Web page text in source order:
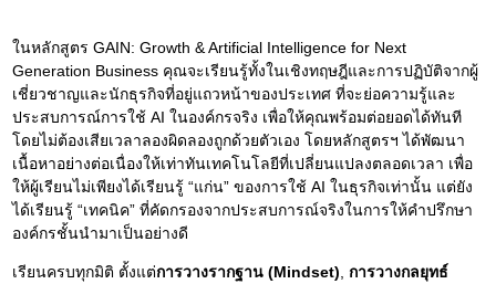
ในหลักสูตร GAIN: Growth & Artificial Intelligence for Next
Generation Business คุณจะเรียนรู้ทั้งในเชิงทฤษฎีและการปฏิบัติจากผู้
เชี่ยวชาญและนักธุรกิจที่อยู่แถวหน้าของประเทศ ที่จะย่อความรู้และ
ประสบการณ์การใช้ AI ในองค์กรจริง เพื่อให้คุณพร้อมต่อยอดได้ทันที
โดยไม่ต้องเสียเวลาลองผิดลองถูกด้วยตัวเอง โดยหลักสูตรฯ ได้พัฒนา
เนื้อหาอย่างต่อเนื่องให้เท่าทันเทคโนโลยีที่เปลี่ยนแปลงตลอดเวลา เพื่อ
ให้ผู้เรียนไม่เพียงได้เรียนรู้ “แก่น” ของการใช้ AI ในธุรกิจเท่านั้น แต่ยัง
ได้เรียนรู้ “เทคนิค” ที่คัดกรองจากประสบการณ์จริงในการให้คำปรึกษา
องค์กรชั้นนำมาเป็นอย่างดี
เรียนครบทุกมิติ ตั้งแต่การวางรากฐาน (Mindset) ,การวางกลยุทธ์